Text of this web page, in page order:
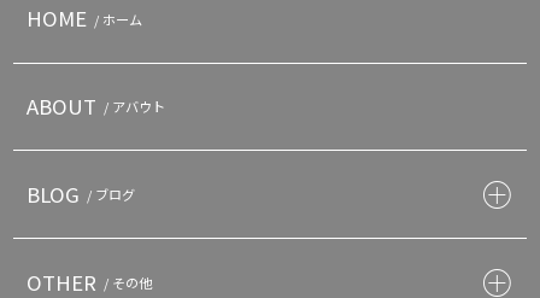
HOME / ホーム
ABOUT / アバウト
BLOG / ブログ
OTHER / その他